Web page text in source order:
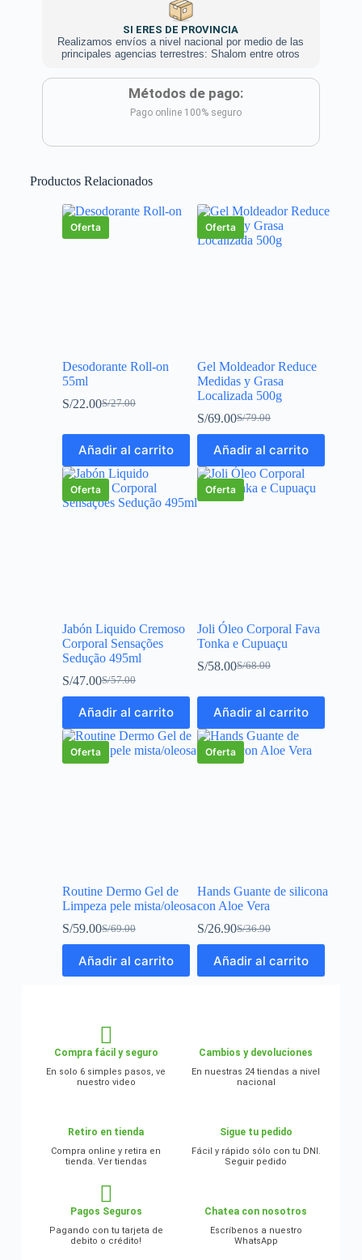
SI ERES DE PROVINCIA
Realizamos envíos a nivel nacional por medio de las
principales agencias terrestres: Shalom entre otros
Métodos de pago:
Pago online 100% seguro
Productos Relacionados
Oferta
Desodorante Roll-on
55ml
S/27.00
S/22.00
Añadir al carrito
Oferta
Gel Moldeador Reduce
Medidas y Grasa
Localizada 500g
S/79.00
S/69.00
Añadir al carrito
Oferta
Jabón Liquido Cremoso
Corporal Sensações
Sedução 495ml
S/57.00
S/47.00
Añadir al carrito
Oferta
Joli Óleo Corporal Fava
Tonka e Cupuaçu
S/68.00
S/58.00
Añadir al carrito
Oferta
Routine Dermo Gel de
Limpeza pele mista/oleosa
S/69.00
S/59.00
Añadir al carrito
Oferta
Hands Guante de silicona
con Aloe Vera
S/36.90
S/26.90
Añadir al carrito
Compra fácil y seguro
En solo 6 simples pasos, ve
nuestro video
Retiro en tienda
Compra online y retira en
tienda. Ver tiendas
Pagos Seguros
Pagando con tu tarjeta de
debito o crédito!
Cambios y devoluciones
En nuestras 24 tiendas a nivel
nacional
Sigue tu pedido
Fácil y rápido sólo con tu DNI.
Seguir pedido
Chatea con nosotros
Escríbenos a nuestro
WhatsApp